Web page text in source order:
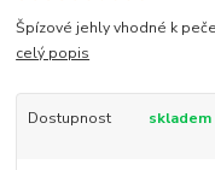
Špízové jehly vhodné k
celý popis
Dostupnost skladem